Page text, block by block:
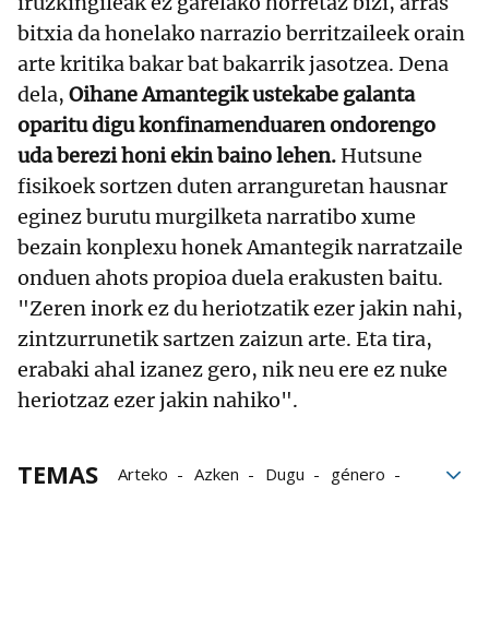
bitxia da honelako narrazio berritzaileek orain
arte kritika bakar bat bakarrik jasotzea. Dena
dela, Oihane Amantegik ustekabe galanta
oparitu digu konfinamenduaren ondorengo
uda berezi honi ekin baino lehen. Hutsune
fisikoek sortzen duten arranguretan hausnar
eginez burutu murgilketa narratibo xume
bezain konplexu honek Amantegik narratzaile
onduen ahots propioa duela erakusten baitu.
"Zeren inork ez du heriotzatik ezer jakin nahi,
zintzurrunetik sartzen zaizun arte. Eta tira,
erabaki ahal izanez gero, nik neu ere ez nuke
heriotzaz ezer jakin nahiko".
TEMAS Arteko Azken Dugu
género